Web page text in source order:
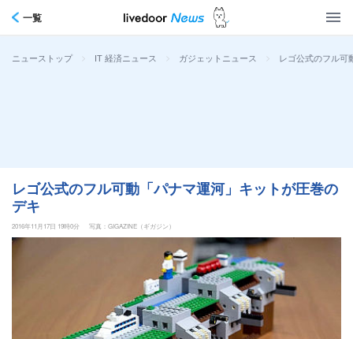
一覧
ニューストップ > IT 経済ニュース > ガジェットニュース > レゴ公式のフル可
レゴ公式のフル可動「パナマ運河」キットが圧巻の
デキ
2016年11月17日 19時0分 写真：GIGAZINE（ギガジン）